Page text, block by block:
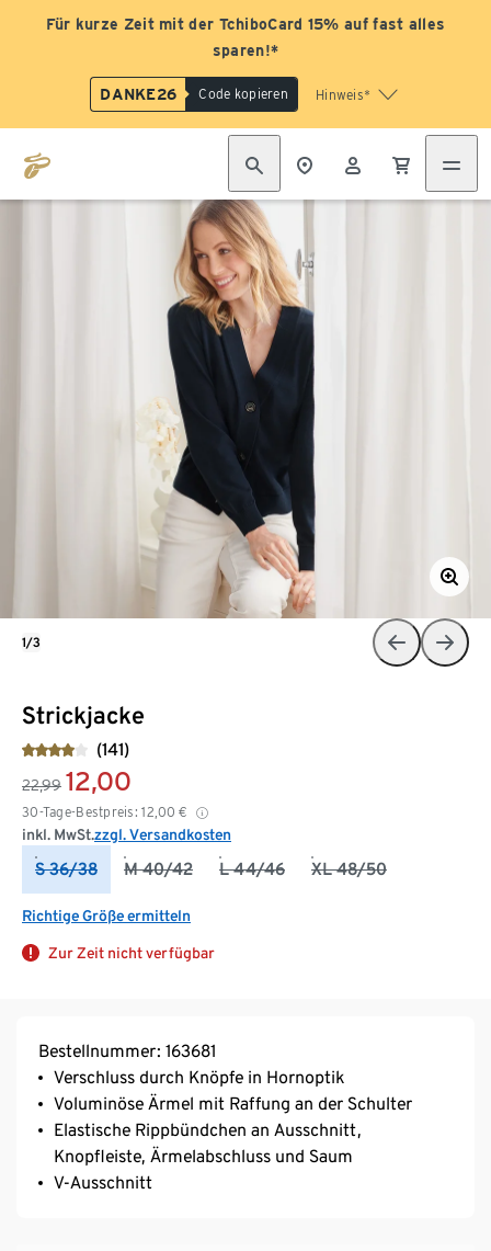
Für kurze Zeit mit der TchiboCard 15% auf fast alles
sparen!*
DANKE26 Code kopieren Hinweis*
Strickjacke
(141)
22,99 12,00
30-Tage-Bestpreis: 12,00 €
inkl. MwSt.zzgl. Versandkosten
S 36/38 M 40/42 L 44/46 XL 48/50
Richtige Größe ermitteln
Zur Zeit nicht verfügbar
1/3
Bestellnummer: 163681
Verschluss durch Knöpfe in Hornoptik
Voluminöse Ärmel mit Raffung an der Schulter
Elastische Rippbündchen an Ausschnitt,
Knopfleiste, Ärmelabschluss und Saum
V-Ausschnitt